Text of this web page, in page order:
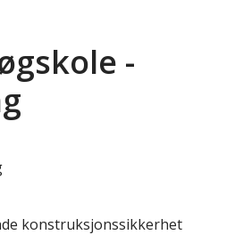
-
konstruksjonssikkerhet